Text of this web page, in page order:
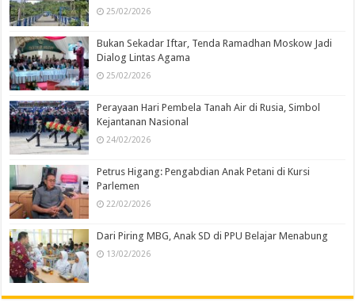
25/02/2026
Bukan Sekadar Iftar, Tenda Ramadhan Moskow Jadi
Dialog Lintas Agama
25/02/2026
Perayaan Hari Pembela Tanah Air di Rusia, Simbol
Kejantanan Nasional
24/02/2026
Petrus Higang: Pengabdian Anak Petani di Kursi
Parlemen
22/02/2026
Dari Piring MBG, Anak SD di PPU Belajar Menabung
13/02/2026